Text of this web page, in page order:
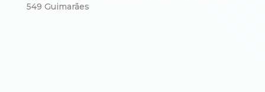
549 Guimarães